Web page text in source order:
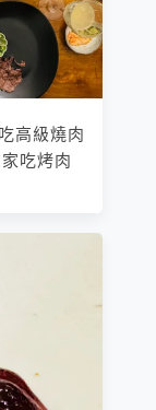
高級燒肉
吃烤肉